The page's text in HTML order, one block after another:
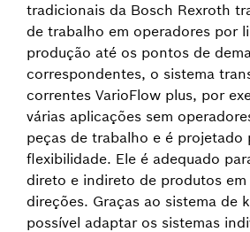
tradicionais da Bosch Rexroth
de trabalho em operadores por
produção até os pontos de
correspondentes, o sistema
correntes VarioFlow plus, por
várias aplicações sem
peças de trabalho e é projetado
flexibilidade. Ele é adequado
direto e indireto de produtos em
direções. Graças ao sistema de
possível adaptar os sistemas